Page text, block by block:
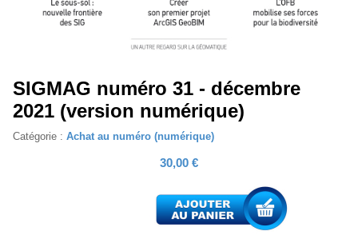
SIGMAG numéro 31 - décembre
2021 (version numérique)
Catégorie : Achat au numéro (numérique)
30,00 €